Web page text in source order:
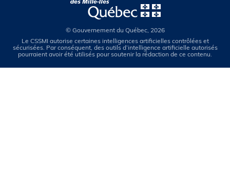
© Gouvernement du Québec, 2026
Le CSSMI autorise certaines intelligences artificielles contrôlées et
sécurisées. Par conséquent, des outils d’intelligence artificielle autorisés
pourraient avoir été utilisés pour soutenir la rédaction de ce contenu.